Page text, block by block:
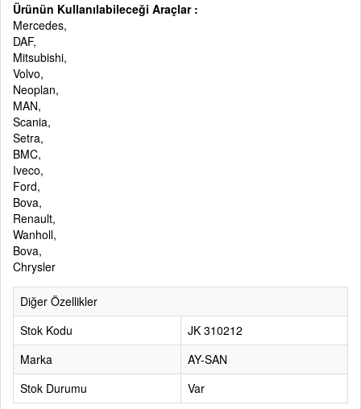
Ürünün Kullanılabileceği Araçlar :
Mercedes,
DAF,
Mitsubishi,
Volvo,
Neoplan,
MAN,
Scania,
Setra,
BMC,
Iveco,
Ford,
Bova,
Renault,
Wanholl,
Bova,
Chrysler
Diğer Özellikler
Stok Kodu
JK 310212
Marka
AY-SAN
Stok Durumu
Var